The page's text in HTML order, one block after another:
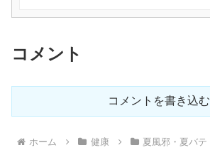
コメント
コメントを書き込む
ホーム 健康 夏風邪・夏バテ